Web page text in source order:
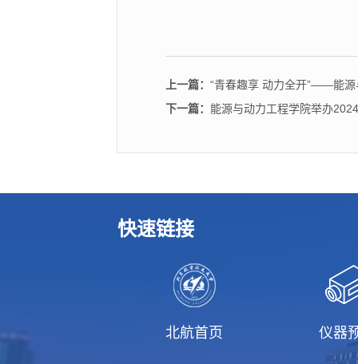
上一篇： “青春趣享 动力全开”——能源
下一篇： 能源与动力工程学院举办
快速链接
北航首页 仪器